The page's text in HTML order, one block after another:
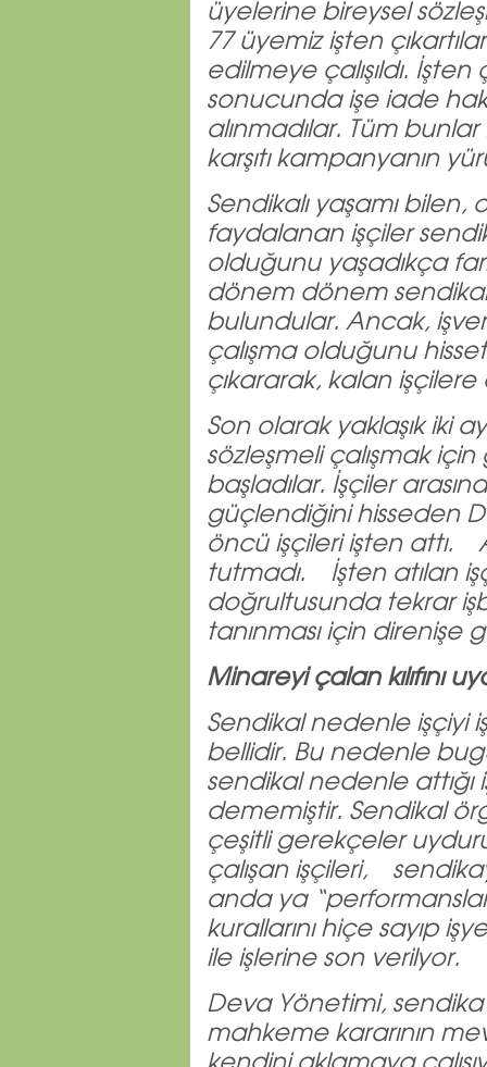
üyelerine bireysel
77 üyemiz işten
edilmeye çalışıldı. İşten
sonucunda işe iade
alınmadılar. Tüm
karşıtı kampanyanın
Sendikalı yaşamı
faydalanan işçiler
olduğunu yaşadıkça
dönem dönem
bulundular. Ancak,
çalışma olduğunu
çıkararak, kalan
Son olarak yaklaşık iki
sözleşmeli çalışmak
başladılar. İşçiler
güçlendiğini
öncü işçileri işten attı.
tutmadı. İşten atılan
doğrultusunda tekrar
tanınması için direnişe
Minareyi çalan kılıfını
Sendikal nedenle işçiyi
bellidir. Bu nedenle
sendikal nedenle attığı
dememiştir. Sendikal
çeşitli gerekçeler
çalışan işçileri,
anda ya
kurallarını hiçe sayıp
ile işlerine son verilyor.
Deva Yönetimi, sendika
mahkeme kararının